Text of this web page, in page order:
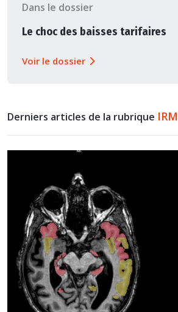
Dans le dossier
Le choc des baisses tarifaires
Voir le dossier
Derniers articles de la rubrique IRM